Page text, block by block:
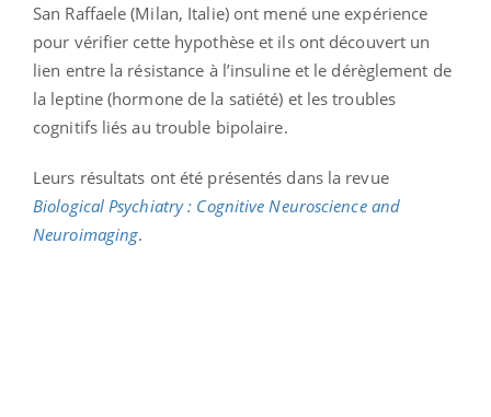
San Raffaele (Milan, Italie) ont mené une expérience
pour vérifier cette hypothèse et ils ont découvert un
lien entre la résistance à l’insuline et le dérèglement de
la leptine (hormone de la satiété) et les troubles
cognitifs liés au trouble bipolaire.
Leurs résultats ont été présentés dans la revue
Biological Psychiatry : Cognitive Neuroscience and
Neuroimaging.